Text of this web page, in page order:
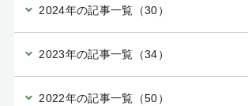
2024年の記事一覧（30）
2023年の記事一覧（34）
2022年の記事一覧（50）